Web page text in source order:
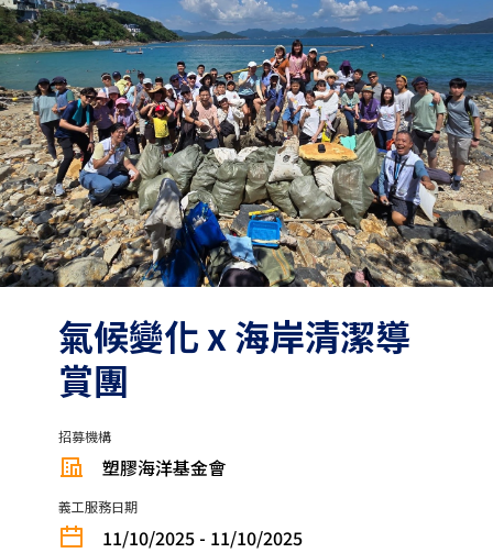
氣候變化 x 海岸清潔導
賞團
招募機構
塑膠海洋基金會
義工服務日期
11/10/2025 - 11/10/2025